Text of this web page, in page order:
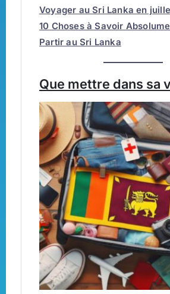
Voyager au Sri Lanka en
10 Choses à Savoir
Partir au Sri Lanka
Que mettre dans sa